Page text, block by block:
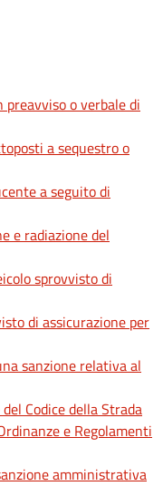
o verbale di
a sequestro o
a seguito di
e radiazione del
sprovvisto di
di assicurazione per
sanzione relativa al
Codice della Strada
e Regolamenti
amministrativa